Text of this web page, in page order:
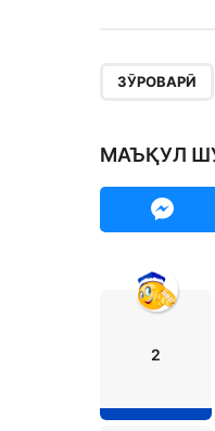
ЗӮРОВАРӢ
МАЪҚУЛ
2